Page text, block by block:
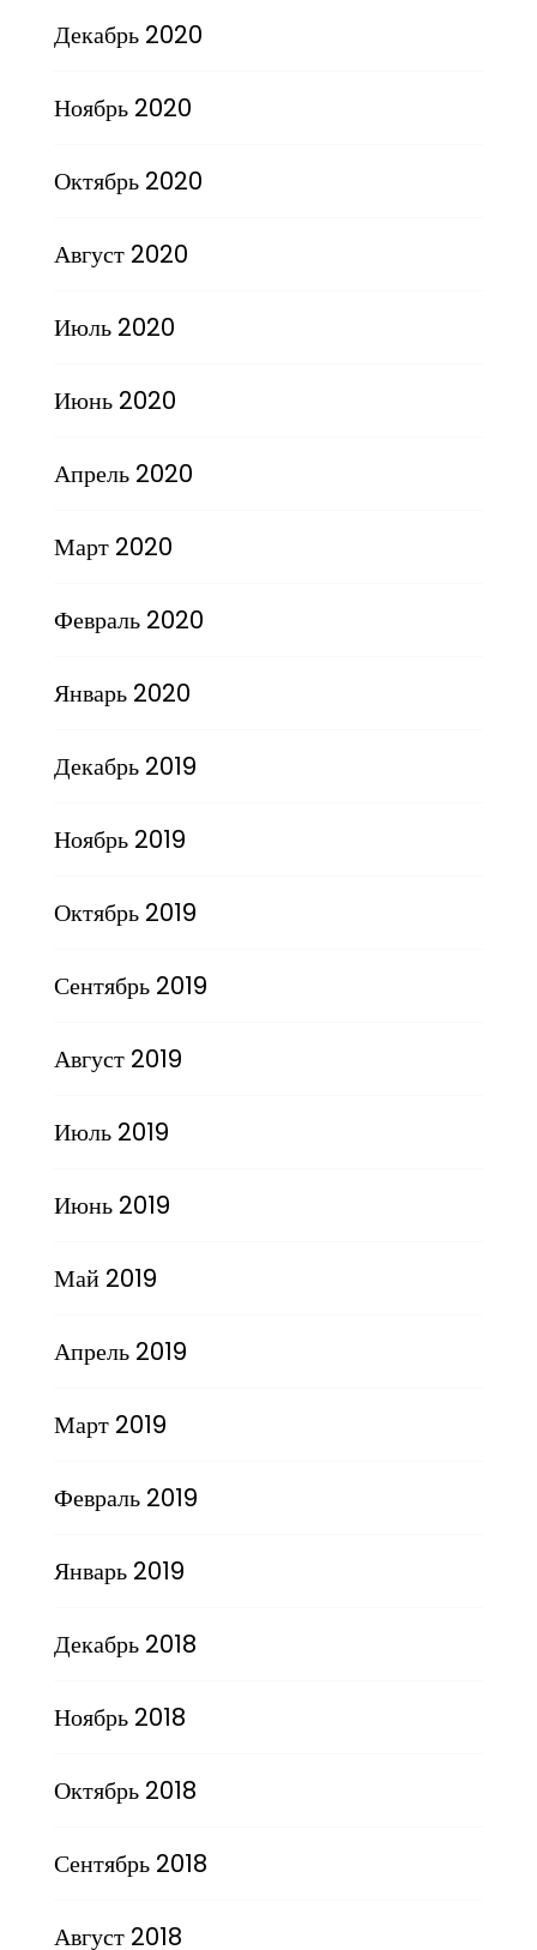
Декабрь 2020
Ноябрь 2020
Октябрь 2020
Август 2020
Июль 2020
Июнь 2020
Апрель 2020
Март 2020
Февраль 2020
Январь 2020
Декабрь 2019
Ноябрь 2019
Октябрь 2019
Сентябрь 2019
Август 2019
Июль 2019
Июнь 2019
Май 2019
Апрель 2019
Март 2019
Февраль 2019
Январь 2019
Декабрь 2018
Ноябрь 2018
Октябрь 2018
Сентябрь 2018
Август 2018